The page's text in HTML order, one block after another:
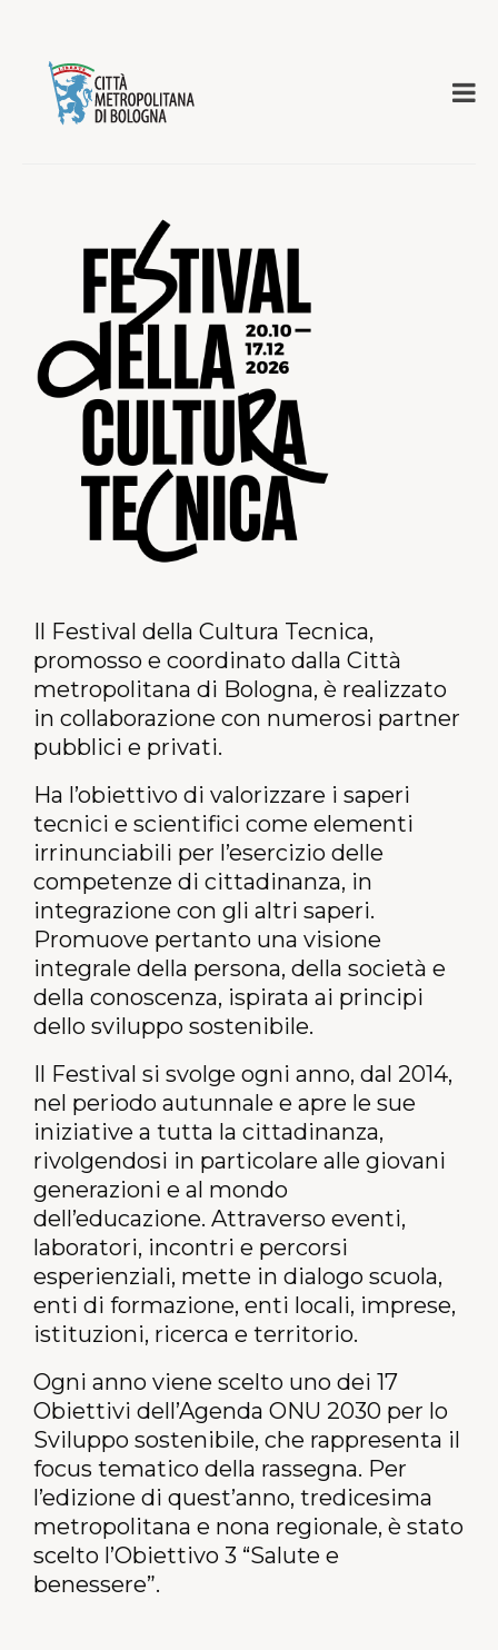
Il Festival della Cultura Tecnica,
promosso e coordinato dalla Città
metropolitana di Bologna, è realizzato
in collaborazione con numerosi partner
pubblici e privati.
Ha l’obiettivo di valorizzare i saperi
tecnici e scientifici come elementi
irrinunciabili per l’esercizio delle
competenze di cittadinanza, in
integrazione con gli altri saperi.
Promuove pertanto una visione
integrale della persona, della società e
della conoscenza, ispirata ai principi
dello sviluppo sostenibile.
Il Festival si svolge ogni anno, dal 2014,
nel periodo autunnale e apre le sue
iniziative a tutta la cittadinanza,
rivolgendosi in particolare alle giovani
generazioni e al mondo
dell’educazione. Attraverso eventi,
laboratori, incontri e percorsi
esperienziali, mette in dialogo scuola,
enti di formazione, enti locali, imprese,
istituzioni, ricerca e territorio.
Ogni anno viene scelto uno dei 17
Obiettivi dell’Agenda ONU 2030 per lo
Sviluppo sostenibile, che rappresenta il
focus tematico della rassegna. Per
l’edizione di quest’anno, tredicesima
metropolitana e nona regionale, è stato
scelto l’Obiettivo 3 “Salute e
benessere”.